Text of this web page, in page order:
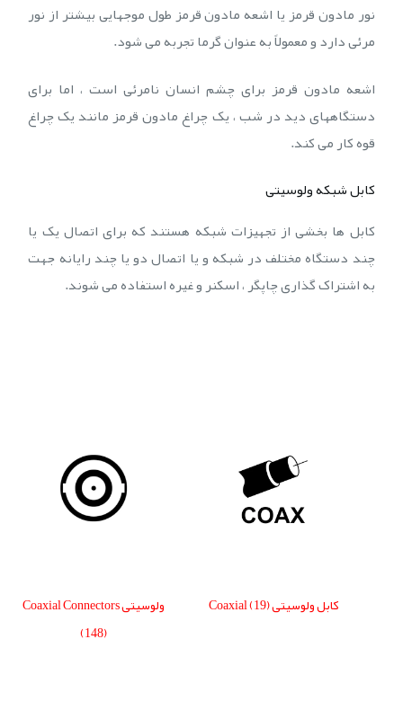
نور مادون قرمز یا اشعه مادون قرمز طول موجهایی بیشتر از نور
مرئی دارد و معمولاً به عنوان گرما تجربه می شود.
اشعه مادون قرمز برای چشم انسان نامرئی است ، اما برای
دستگاههای دید در شب ، یک چراغ مادون قرمز مانند یک چراغ
قوه کار می کند.
کابل شبکه ولوسیتی
کابل ها بخشی از تجهیزات شبکه هستند که برای اتصال یک یا
چند دستگاه مختلف در شبکه و یا اتصال دو یا چند رایانه جهت
به اشتراک گذاری چاپگر ، اسکنر و غیره استفاده می شوند.
کابل ولوسیتی Coaxial(19)
ولوسیتی Coaxial Connectors
(148)